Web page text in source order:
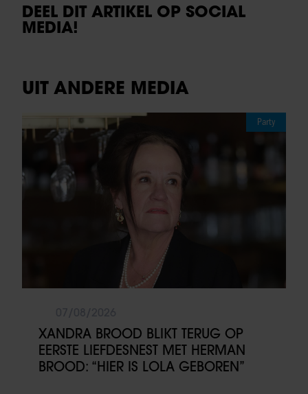
DEEL DIT ARTIKEL OP SOCIAL
MEDIA!
UIT ANDERE MEDIA
Party
XANDRA BROOD BLIKT TERUG OP
EERSTE LIEFDESNEST MET HERMAN
BROOD: “HIER IS LOLA GEBOREN”